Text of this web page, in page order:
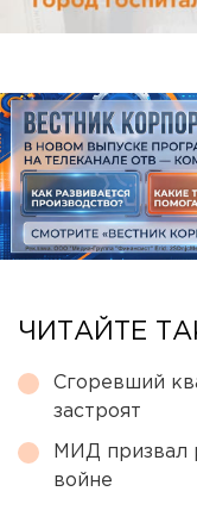
ЧИТАЙТЕ
Сгоревший
застроят
МИД призвал
войне